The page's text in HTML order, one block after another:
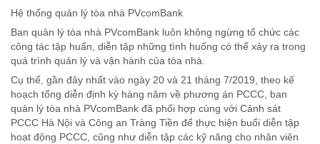
Hệ thống quản lý tòa nhà PVcomBank
Ban quản lý tòa nhà PVcomBank luôn không ngừng tổ chức các
công tác tập huấn, diễn tập những tình huống có thể xảy ra trong
quá trình quản lý và vận hành của tòa nhà.
Cụ thể, gần đây nhất vào ngày 20 và 21 tháng 7/2019, theo kế
hoạch tổng diễn định kỳ hàng năm về phương án PCCC, ban
quản lý tòa nhà PVcomBank đã phối hợp cùng với Cảnh sát
PCCC Hà Nội và Công an Tràng Tiền để thực hiện buổi diễn tập
hoạt động PCCC, cũng như diễn tập các kỹ năng cho nhân viên